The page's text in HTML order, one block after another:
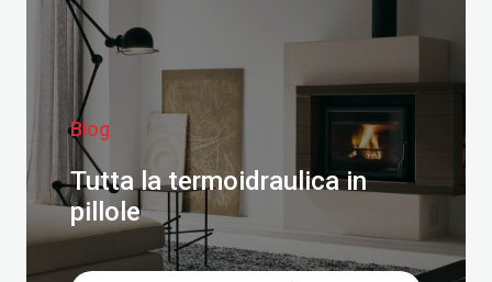
Blog
Tutta la termoidraulica in
pillole